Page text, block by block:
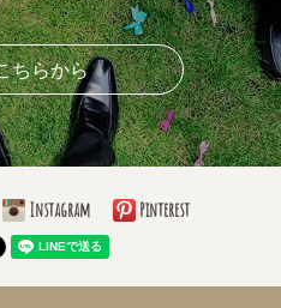
スライン(10)
なドレスブランド(4)
しているボールペン(8)
グッズ(4)
小さい目標(8)
ちらから
Instagram Pinterest